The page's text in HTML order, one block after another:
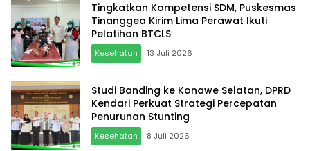
Tingkatkan Kompetensi SDM, Puskesmas
Tinanggea Kirim Lima Perawat Ikuti
Pelatihan BTCLS
Kesehatan 13 Juli 2026
Studi Banding ke Konawe Selatan, DPRD
Kendari Perkuat Strategi Percepatan
Penurunan Stunting
Kesehatan 8 Juli 2026